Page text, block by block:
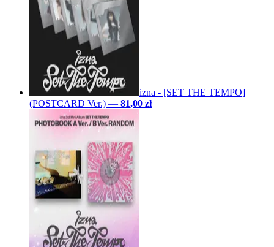
izna - [SET THE TEMPO]
(POSTCARD Ver.) — 81,00 zł